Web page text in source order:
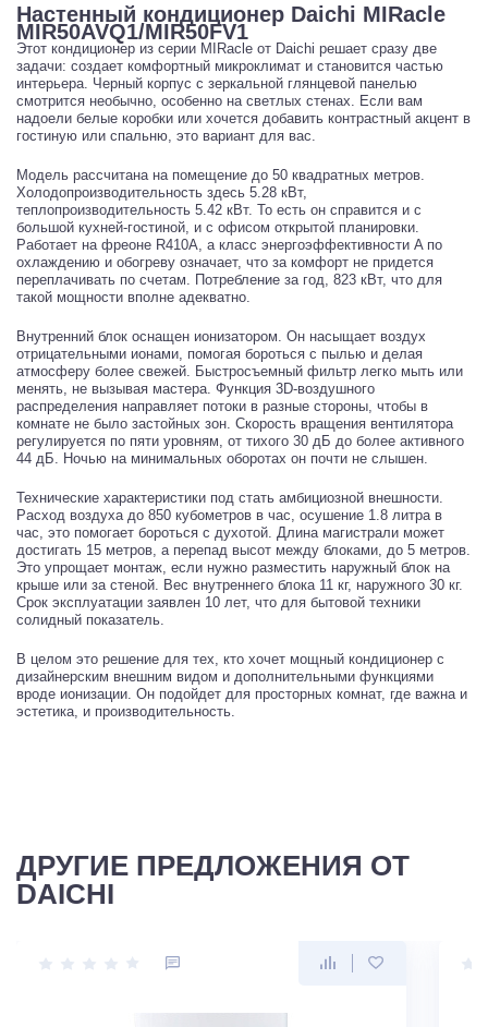
Настенный кондиционер Daichi MIRacle
MIR50AVQ1/MIR50FV1
Этот кондиционер из серии MIRacle от Daichi решает сразу две
задачи: создает комфортный микроклимат и становится частью
интерьера. Черный корпус с зеркальной глянцевой панелью
смотрится необычно, особенно на светлых стенах. Если вам
надоели белые коробки или хочется добавить контрастный акцент в
гостиную или спальню, это вариант для вас.
Модель рассчитана на помещение до 50 квадратных метров.
Холодопроизводительность здесь 5.28 кВт,
теплопроизводительность 5.42 кВт. То есть он справится и с
большой кухней-гостиной, и с офисом открытой планировки.
Работает на фреоне R410A, а класс энергоэффективности A по
охлаждению и обогреву означает, что за комфорт не придется
переплачивать по счетам. Потребление за год, 823 кВт, что для
такой мощности вполне адекватно.
Внутренний блок оснащен ионизатором. Он насыщает воздух
отрицательными ионами, помогая бороться с пылью и делая
атмосферу более свежей. Быстросъемный фильтр легко мыть или
менять, не вызывая мастера. Функция 3D-воздушного
распределения направляет потоки в разные стороны, чтобы в
комнате не было застойных зон. Скорость вращения вентилятора
регулируется по пяти уровням, от тихого 30 дБ до более активного
44 дБ. Ночью на минимальных оборотах он почти не слышен.
Технические характеристики под стать амбициозной внешности.
Расход воздуха до 850 кубометров в час, осушение 1.8 литра в
час, это помогает бороться с духотой. Длина магистрали может
достигать 15 метров, а перепад высот между блоками, до 5 метров.
Это упрощает монтаж, если нужно разместить наружный блок на
крыше или за стеной. Вес внутреннего блока 11 кг, наружного 30 кг.
Срок эксплуатации заявлен 10 лет, что для бытовой техники
солидный показатель.
В целом это решение для тех, кто хочет мощный кондиционер с
дизайнерским внешним видом и дополнительными функциями
вроде ионизации. Он подойдет для просторных комнат, где важна и
эстетика, и производительность.
ДРУГИЕ ПРЕДЛОЖЕНИЯ ОТ
DAICHI